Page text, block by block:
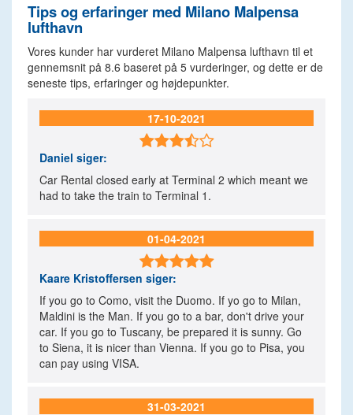
Tips og erfaringer med Milano Malpensa
lufthavn
Vores kunder har vurderet Milano Malpensa lufthavn til et
gennemsnit på 8.6 baseret på 5 vurderinger, og dette er de
seneste tips, erfaringer og højdepunkter.
17-10-2021

Daniel siger:
Car Rental closed early at Terminal 2 which meant we
had to take the train to Terminal 1.
01-04-2021

Kaare Kristoffersen siger:
If you go to Como, visit the Duomo. If yo go to Milan,
Maldini is the Man. If you go to a bar, don't drive your
car. If you go to Tuscany, be prepared it is sunny. Go
to Siena, it is nicer than Vienna. If you go to Pisa, you
can pay using VISA.
31-03-2021